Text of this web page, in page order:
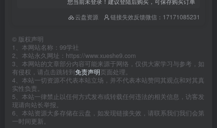
云盘资源
链接失效反馈微信：17171085231
© 版权声明
1、本网站名称：99学社
2、本站永久网址：https://www.xueshe9.com
3、本网站的文章部分内容可能来源于网络，仅供大家学习与参考，如
有侵权，请点击跳转到免责声明页面处理。
4、本站一切资源不代表本站立场，并不代表本站赞同其观点和对其真
实性负责。
5、本站一律禁止以任何方式发布或转载任何违法的相关信息，访客发
现请向站长举报。
6、本站资源大多存储在云盘，如发现链接失效，请联系我们我们会第
一时间更新。